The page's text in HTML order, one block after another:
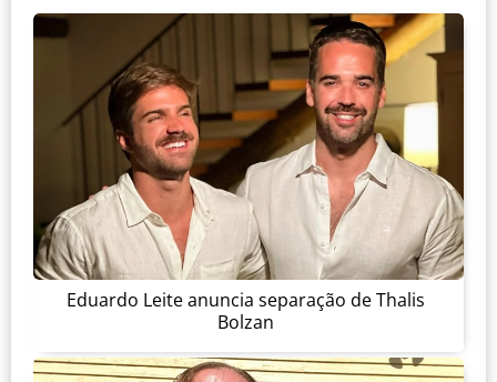
Eduardo Leite anuncia separação de Thalis
Bolzan